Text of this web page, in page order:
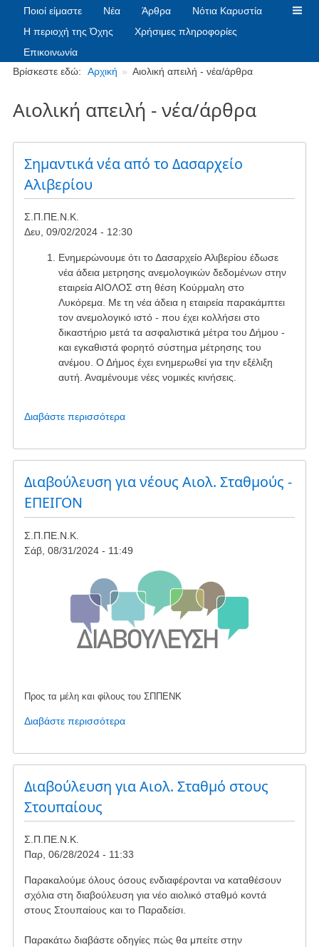
Ποιοί είμαστε Νέα Άρθρα
Νότια Καρυστία
Η περιοχή της Όχης
Χρήσιμες πληροφορίες
Επικοινωνία
Breadcrumbs
Βρίσκεστε εδώ: Αρχική Αιολική απειλή - νέα/άρθρα
Αιολική απειλή - νέα/άρθρα
Σημαντικά νέα από το Δασαρχείο
Αλιβερίου
Σ.Π.ΠΕ.Ν.Κ.
Δευ, 09/02/2024 - 12:30
Ενημερώνουμε ότι το Δασαρχείο Αλιβερίου έδωσε
νέα άδεια μετρησης ανεμολογικών δεδομένων στην
εταιρεία ΑΙΟΛΟΣ στη θέση Κούρμαλη στο
Λυκόρεμα. Με τη νέα άδεια η εταιρεία παρακάμπτει
τον ανεμολογικό ιστό - που έχει κολλήσει στο
δικαστήριο μετά τα ασφαλιστικά μέτρα του Δήμου -
και εγκαθιστά φορητό σύστημα μέτρησης του
ανέμου. Ο Δήμος έχει ενημερωθεί για την εξέλιξη
αυτή. Αναμένουμε νέες νομικές κινήσεις.
Διαβάστε περισσότεραγια
Σημαντικά
νέα
Αλιβερίου
Διαβούλευση για νέους Αιολ. Σταθμούς -
ΕΠΕΙΓΟΝ
Σ.Π.ΠΕ.Ν.Κ.
Σάβ, 08/31/2024 - 11:49
Προς τα μέλη και φίλους του ΣΠΠΕΝΚ
Διαβάστε περισσότεραγια
Διαβούλευση
για
νέους
Διαβούλευση για Αιολ. Σταθμό στους
Στουπαίους
Σ.Π.ΠΕ.Ν.Κ.
Παρ, 06/28/2024 - 11:33
Παρακαλούμε όλους όσους ενδιαφέρονται να καταθέσουν
σχόλια στη διαβούλευση για νέο αιολικό σταθμό κοντά
στους Στουπαίους και το Παραδείσι.
Παρακάτω διαβάστε οδηγίες πώς θα μπείτε στην